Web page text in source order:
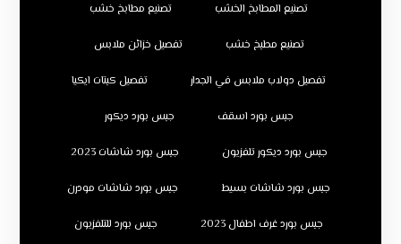
تصنيع المطابخ الخشب تصنيع مطابخ خشب
تصنيع مطبخ خشب تفصيل خزائن ملابس
تفصيل دولاب ملابس في الجدار تفصيل كبتات ايكيا
جبس بورد اسقف جبس بورد ديكور
جبس بورد ديكور تلفزيون جبس بورد شاشات 2023
جبس بورد شاشات بسيط جبس بورد شاشات مودرن
جبس بورد غرف اطفال 2023 جبس بورد للتلفزيون